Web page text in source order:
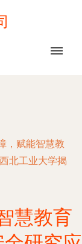
，赋能智慧教
北工业大学揭
慧教育